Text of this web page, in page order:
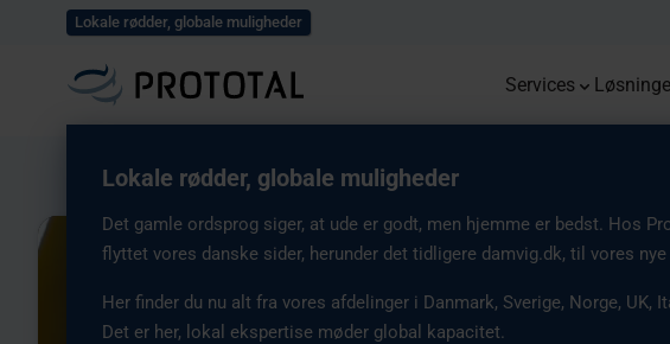
Lokale rødder, globale muligheder
Services
Lokale rødder, globale muligheder
Det gamle ordsprog siger, at ude er godt, men hjemme er bedst. Hos
flyttet vores danske sider, herunder det tidligere damvig.dk, til vores
Her finder du nu alt fra vores afdelinger i Danmark, Sverige, Norge,
Det er her, lokal ekspertise møder global kapacitet.
Video
Player